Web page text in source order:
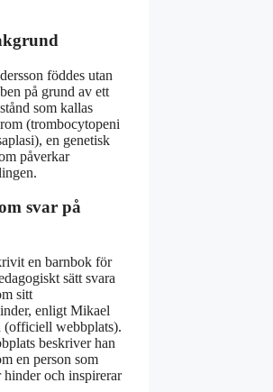
föddes utan
på grund av ett
som kallas
(trombocytopeni
en genetisk
påverkar
svar på
en barnbok för
sätt svara
sitt
enligt Mikael
(officiell webbplats).
beskriver han
en person som
och inspirerar